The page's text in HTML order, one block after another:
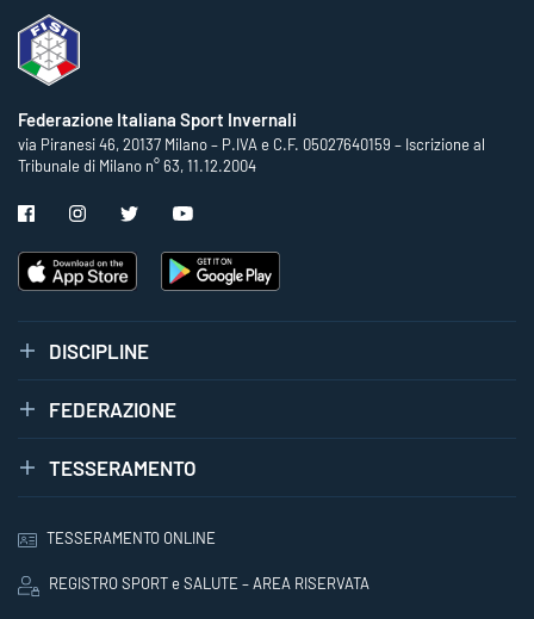
Federazione Italiana Sport Invernali
via Piranesi 46, 20137 Milano – P.IVA e C.F. 05027640159 – Iscrizione al
Tribunale di Milano n° 63, 11.12.2004
DISCIPLINE
FEDERAZIONE
TESSERAMENTO
TESSERAMENTO ONLINE
REGISTRO SPORT e SALUTE – AREA RISERVATA